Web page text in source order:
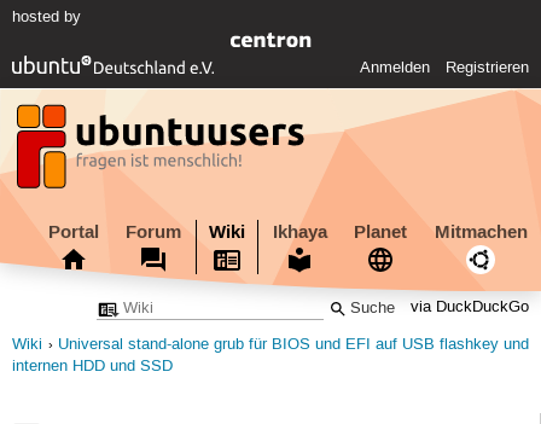
hosted by
Anmelden Registrieren
Portal Forum Wiki Ikhaya Planet Mitmachen
via DuckDuckGo
Wiki
Universal stand-alone grub für BIOS und EFI auf USB flashkey und
internen HDD und SSD